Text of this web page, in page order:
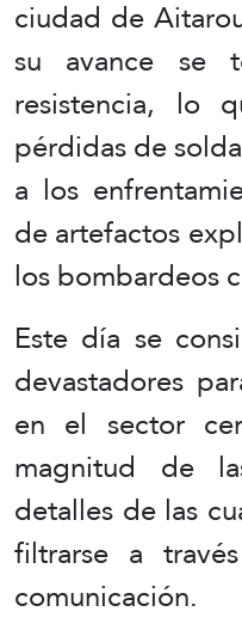
ciudad de
su avance se
resistencia, lo
pérdidas de
a los
de artefactos
los bombardeos
Este día se
devastadores
en el sector
magnitud de
detalles de las
filtrarse a
comunicación.